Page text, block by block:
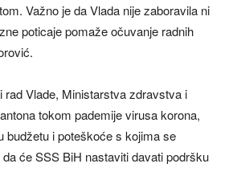
Važno je da Vlada nije zaboravila ni
poticaje pomaže očuvanje radnih
rad Vlade, Ministarstva zdravstva i
tokom pademije virusa korona,
budžetu i poteškoće s kojima se
će SSS BiH nastaviti davati podršku